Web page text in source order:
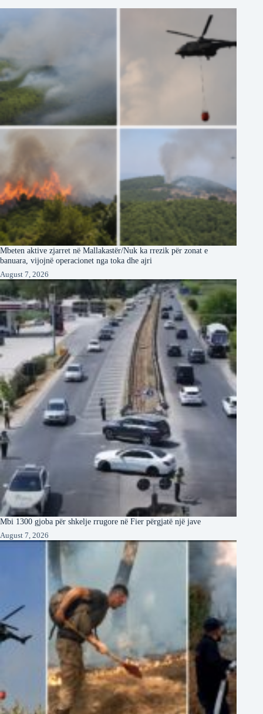
Mbeten aktive zjarret në Mallakastër/Nuk ka rrezik për zonat e
banuara, vijojnë operacionet nga toka dhe ajri
August 7, 2026
Mbi 1300 gjoba për shkelje rrugore në Fier përgjatë një jave
August 7, 2026